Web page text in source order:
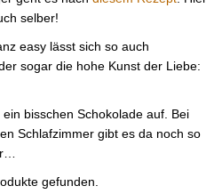
selber!
easy lässt sich so auch
sogar die hohe Kunst der Liebe:
bisschen Schokolade auf. Bei
Schlafzimmer gibt es da noch so
gefunden.